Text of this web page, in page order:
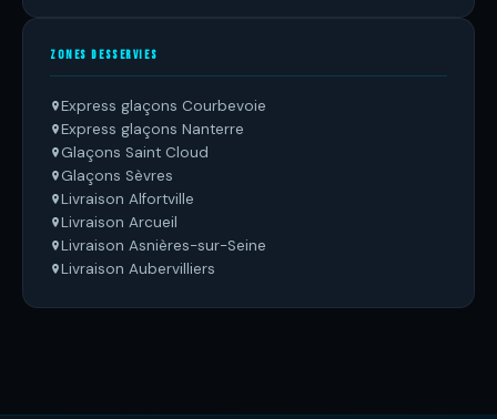
ZONES DESSERVIES
Express glaçons Courbevoie
Express glaçons Nanterre
Glaçons Saint Cloud
Glaçons Sèvres
Livraison Alfortville
Livraison Arcueil
Livraison Asnières-sur-Seine
Livraison Aubervilliers